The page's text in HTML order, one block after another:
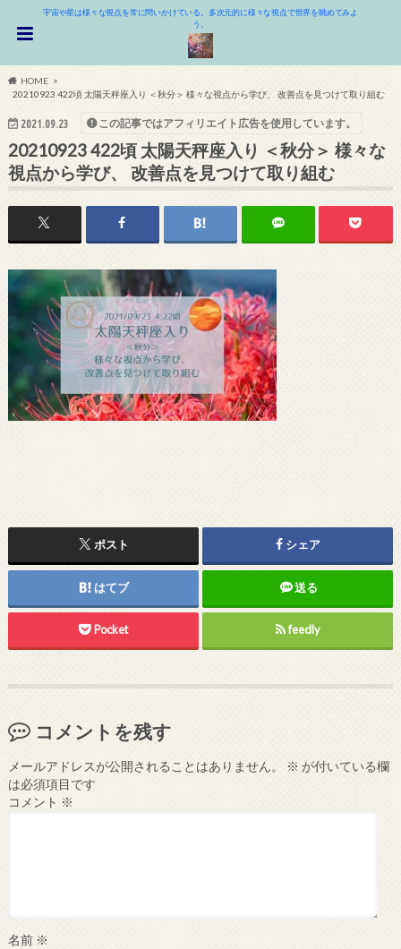
宇宙や星は様々な視点を常に問いかけている。多次元的に様々な視点で世界を眺めてみよ
う。
HOME
20210923 422頃 太陽天秤座入り ＜秋分＞ 様々な視点から学び、 改善点を見つけて取り組む
2021.09.23 この記事ではアフィリエイト広告を使用しています。
20210923 422頃 太陽天秤座入り ＜秋分＞ 様々な
視点から学び、 改善点を見つけて取り組む
ポスト シェア
はてブ 送る
Pocket feedly
コメントを残す
メールアドレスが公開されることはありません。 ※ が付いている欄
は必須項目です
コメント ※
名前 ※